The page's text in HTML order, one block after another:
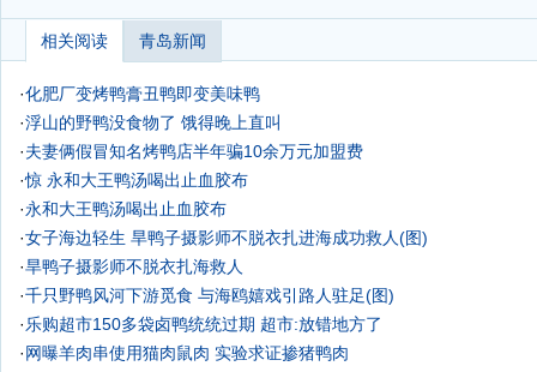
相关阅读 青岛新闻
·化肥厂变烤鸭膏丑鸭即变美味鸭
·浮山的野鸭没食物了 饿得晚上直叫
·夫妻俩假冒知名烤鸭店半年骗10余万元加盟费
·惊 永和大王鸭汤喝出止血胶布
·永和大王鸭汤喝出止血胶布
·女子海边轻生 旱鸭子摄影师不脱衣扎进海成功救人(图)
·旱鸭子摄影师不脱衣扎海救人
·千只野鸭风河下游觅食 与海鸥嬉戏引路人驻足(图)
· 乐购超市150多袋卤鸭统统过期 超市:放错地方了
·网曝羊肉串使用猫肉鼠肉 实验求证掺猪鸭肉